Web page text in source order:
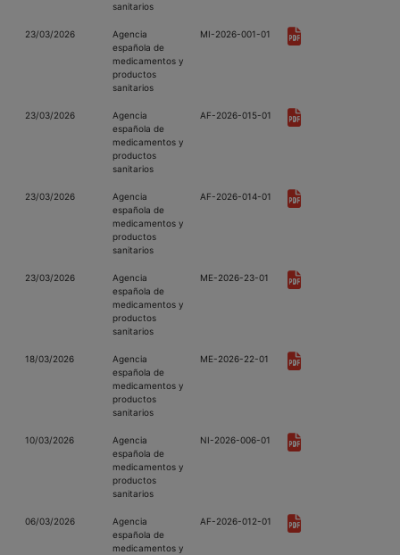
sanitarios
23/03/2026
Agencia
española de
medicamentos y
productos
sanitarios
MI-2026-001-01
23/03/2026
Agencia
española de
medicamentos y
productos
sanitarios
AF-2026-015-01
23/03/2026
Agencia
española de
medicamentos y
productos
sanitarios
AF-2026-014-01
23/03/2026
Agencia
española de
medicamentos y
productos
sanitarios
ME-2026-23-01
18/03/2026
Agencia
española de
medicamentos y
productos
sanitarios
ME-2026-22-01
10/03/2026
Agencia
española de
medicamentos y
productos
sanitarios
NI-2026-006-01
06/03/2026
Agencia
española de
medicamentos y
AF-2026-012-01